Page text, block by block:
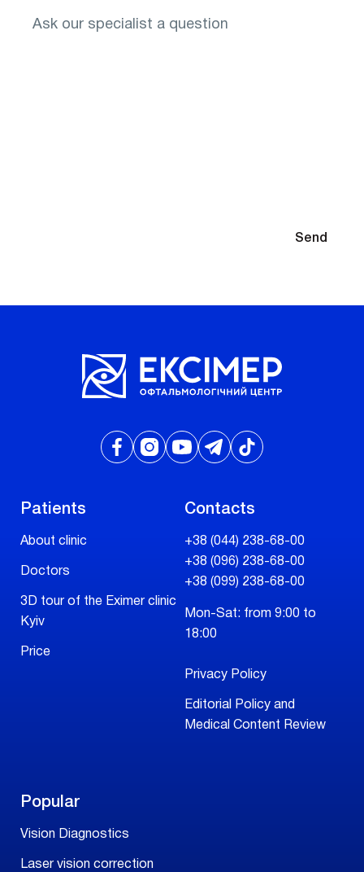
Send
Patients
About clinic
Doctors
3D tour of the Eximer clinic
Kyiv
Price
Contacts
+38 (044) 238-68-00
+38 (096) 238-68-00
+38 (099) 238-68-00
Mon-Sat: from 9:00 to
18:00
Privacy Policy
Editorial Policy and
Medical Content Review
Popular
Vision Diagnostics
Laser vision correction